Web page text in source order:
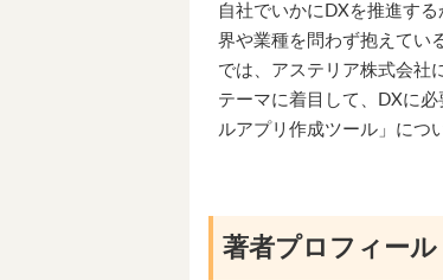
自社でいかにDXを推進す
界や業種を問わず抱えてい
では、アステリア株式会社
テーマに着目して、DXに
ルアプリ作成ツール」につ
著者プロフィール